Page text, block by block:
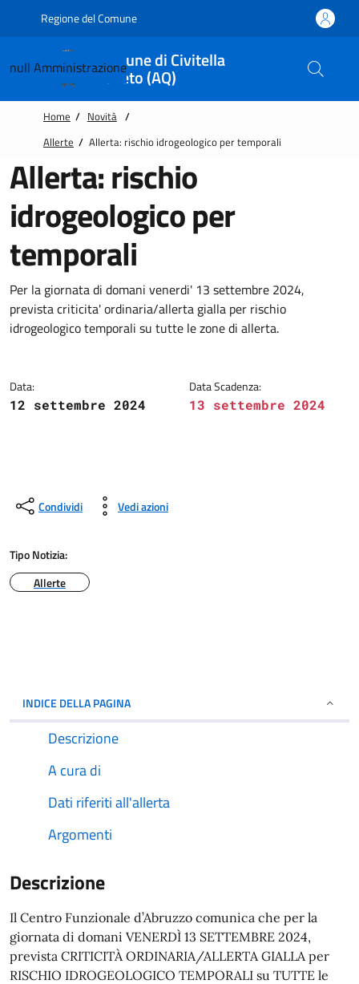
Regione del Comune
Comune di Civitella
Roveto (AQ)
null Amministrazione
Home / Novità /
Allerte / Allerta: rischio idrogeologico per temporali
Allerta: rischio
idrogeologico per
temporali
Per la giornata di domani venerdi' 13 settembre 2024,
prevista criticita' ordinaria/allerta gialla per rischio
idrogeologico temporali su tutte le zone di allerta.
Data:
12 settembre 2024
Data Scadenza:
13 settembre 2024
Condividi Vedi azioni
Tipo Notizia:
Allerte
INDICE DELLA PAGINA
Descrizione
A cura di
Dati riferiti all'allerta
Argomenti
Descrizione
Il Centro Funzionale d’Abruzzo comunica che per la
giornata di domani VENERDÌ 13 SETTEMBRE 2024,
prevista CRITICITÀ ORDINARIA/ALLERTA GIALLA per
RISCHIO IDROGEOLOGICO TEMPORALI su TUTTE le